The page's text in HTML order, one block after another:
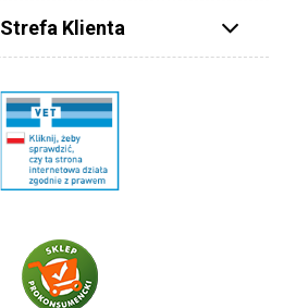
Strefa Klienta